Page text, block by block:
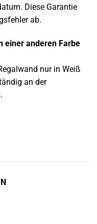
Diese Garantie
ab.
einer anderen Farbe
nur in Weiß
an der